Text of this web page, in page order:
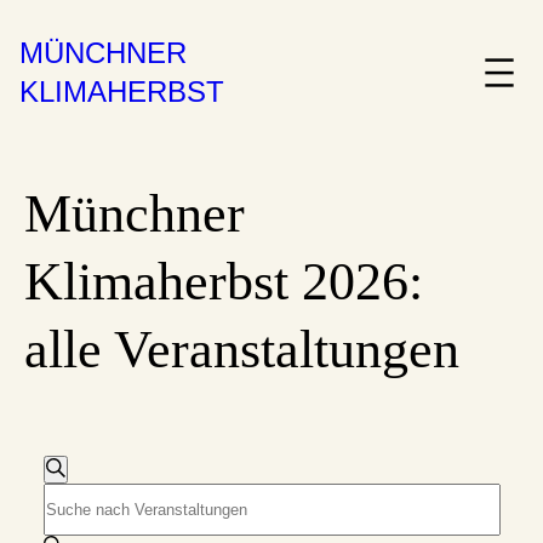
MÜNCHNER
KLIMAHERBST
Münchner
Klimaherbst 2026:
alle Veranstaltungen
Veranstaltungen
V
e
Suche
Schlüsselwort